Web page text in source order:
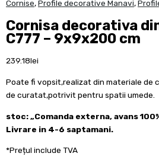
Cornise,Profile decorative Manavi,
Cornisa decorativa
C777 – 9x9x200 cm
239.18lei
Poate fi vopsit,realizat din materiale de
de curatat,potrivit pentru spatii umede.
stoc: „Comanda externa, avans
Livrare in 4-6 saptamani.
*Prețul include TVA